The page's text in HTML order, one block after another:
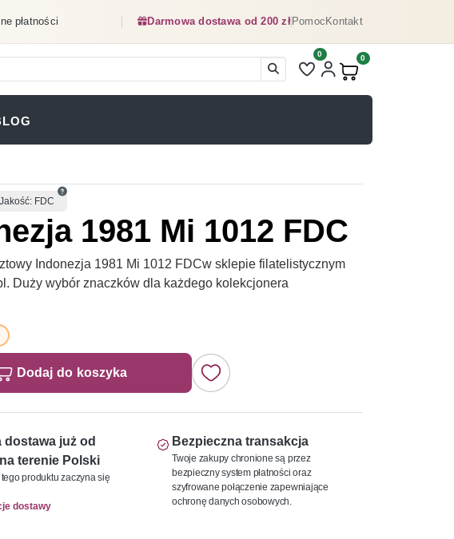
płatności Darmowa dostawa od 200 złPomocKontakt
Liczba pozycji na liście
0
Produkty w koszyku:
0
Jakość: FDC
1981 Mi 1012 FDC
Indonezja 1981 Mi 1012 FDCw sklepie filatelistycznym
Duży wybór znaczków dla każdego kolekcjonera
Dodaj do koszyka
dostawa już od
na terenie Polski
tego produktu zaczyna się
dostawy
Bezpieczna transakcja
Twoje zakupy chronione są przez
bezpieczny system płatności oraz
szyfrowane połączenie zapewniające
ochronę danych osobowych.